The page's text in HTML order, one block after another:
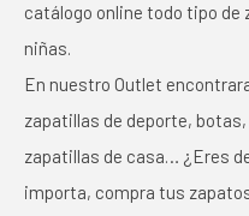
catálogo online todo tipo de
niñas.
En nuestro Outlet
zapatillas de deporte,
zapatillas de casa… ¿Eres
importa, compra tus